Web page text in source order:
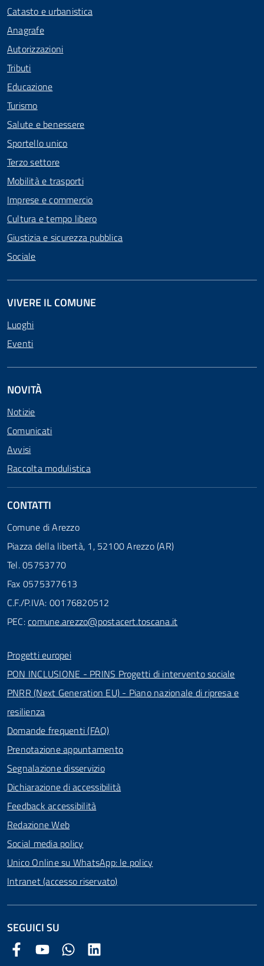
Catasto e urbanistica
Anagrafe
Autorizzazioni
Tributi
Educazione
Turismo
Salute e benessere
Sportello unico
Terzo settore
Mobilità e trasporti
Imprese e commercio
Cultura e tempo libero
Giustizia e sicurezza pubblica
Sociale
VIVERE IL COMUNE
Luoghi
Eventi
NOVITÀ
Notizie
Comunicati
Avvisi
Raccolta modulistica
CONTATTI
Comune di Arezzo
Piazza della libertà, 1, 52100 Arezzo (AR)
Tel. 05753770
Fax 0575377613
C.F./P.IVA: 00176820512
PEC:comune.arezzo@postacert.toscana.it
Progetti europei
PON INCLUSIONE - PRINS Progetti di intervento sociale
PNRR (Next Generation EU) - Piano nazionale di ripresa e
resilienza
Domande frequenti (FAQ)
Prenotazione appuntamento
Segnalazione disservizio
Dichiarazione di accessibilità
Feedback accessibilità
Redazione Web
Social media policy
Unico Online su WhatsApp: le policy
Intranet (accesso riservato)
SEGUICI SU
Facebook Comune di Arezzo
Youtube Comune di Arezzo
Twitter Comune di Arezzo